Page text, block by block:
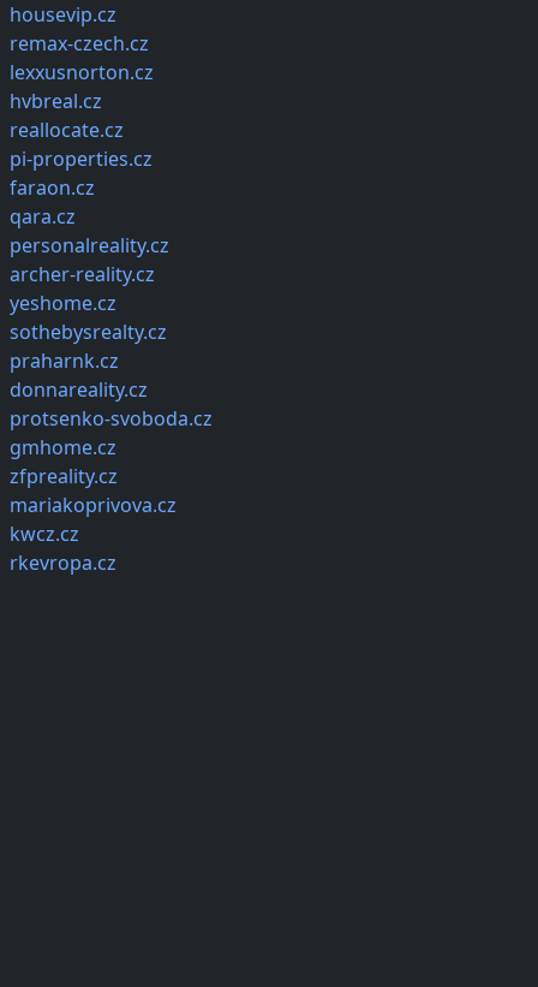
housevip.cz
remax-czech.cz
lexxusnorton.cz
hvbreal.cz
reallocate.cz
pi-properties.cz
faraon.cz
qara.cz
personalreality.cz
archer-reality.cz
yeshome.cz
sothebysrealty.cz
praharnk.cz
donnareality.cz
protsenko-svoboda.cz
gmhome.cz
zfpreality.cz
mariakoprivova.cz
kwcz.cz
rkevropa.cz